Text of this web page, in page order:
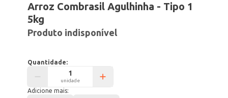
Arroz Combrasil Agulhinha - Tipo 1
5kg
Produto indisponível
Quantidade:
unidade
Adicione mais: